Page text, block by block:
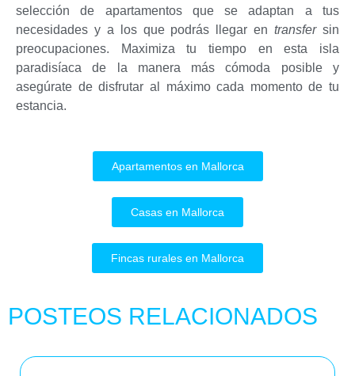
selección de apartamentos que se adaptan a tus
necesidades y a los que podrás llegar entransfersin
preocupaciones. Maximiza tu tiempo en esta isla
paradisíaca de la manera más cómoda posible y
asegúrate de disfrutar al máximo cada momento de tu
estancia.
Apartamentos en Mallorca
Casas en Mallorca
Fincas rurales en Mallorca
POSTEOS RELACIONADOS